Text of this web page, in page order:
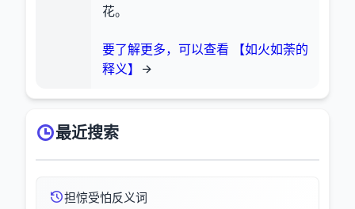
花。
要了解更多，可以查看 【如火如荼的
释义】
最近搜索
担惊受怕反义词